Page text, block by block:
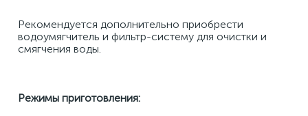
Рекомендуется дополнительно приобрести
водоумягчитель и фильтр-систему для очистки и
смягчения воды.
Режимы приготовления: